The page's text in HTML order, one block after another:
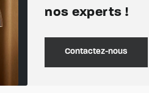
nos experts !
Contactez-nous